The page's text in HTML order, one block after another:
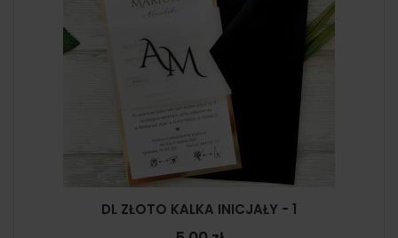
DL ZŁOTO KALKA INICJAŁY - 1